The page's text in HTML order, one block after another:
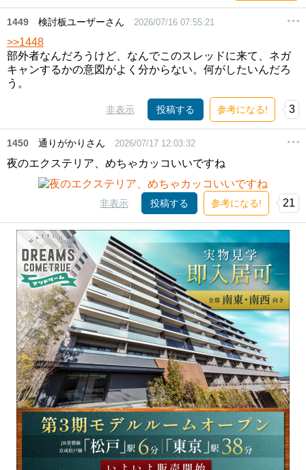
1449 検討板ユーザーさん 2026/07/16 07:55:21
>>1448
部外者なんだろうけど、なんでこのスレッドに来て、ネガ
キャンするかの意図がよく分からない。何がしたいんだろ
う。
非表示 投稿する 参考になる! 3
1450 通りがかりさん 2026/07/17 12:03:32
夜のエクステリア、めちゃカッコいいですね
非表示 投稿する 参考になる! 21